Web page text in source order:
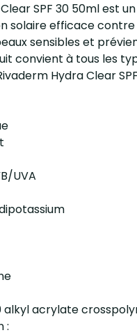
Clear SPF 30 50ml
solaire efficace contre
sensibles et
convient à tous les
Hydra Clear
UVA
acrylate
: